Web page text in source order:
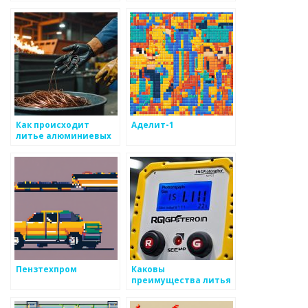
Как происходит
литье алюминиевых
Аделит-1
Пензтехпром
Каковы
преимущества литья
моделям?